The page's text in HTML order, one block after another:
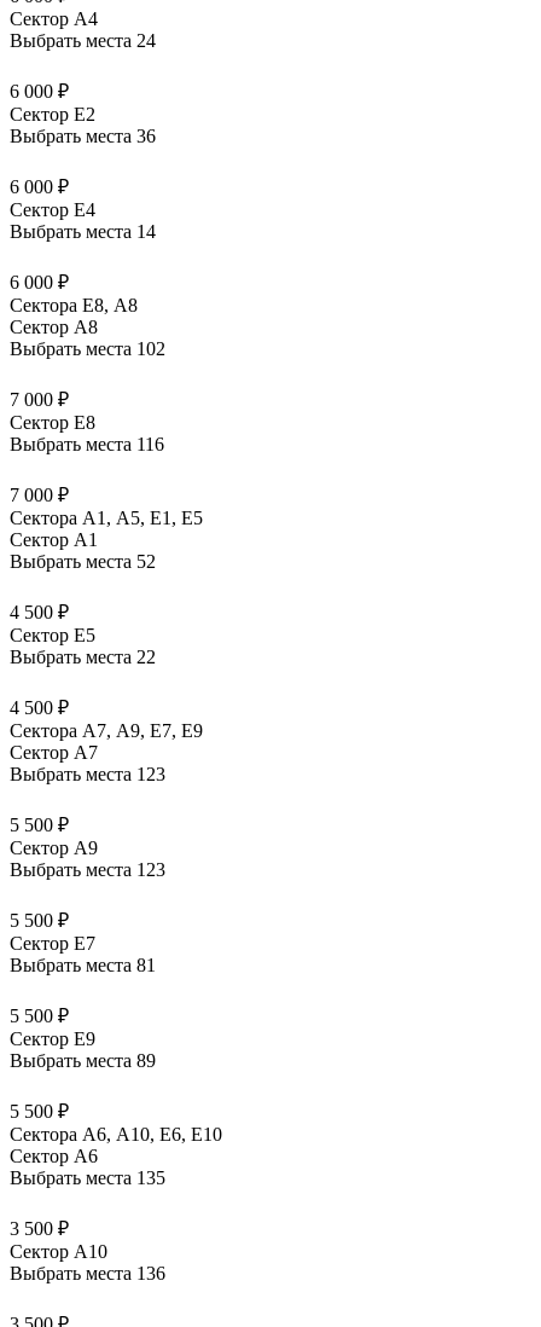
Сектор A4
Выбрать места 24
6 000 ₽
Сектор E2
Выбрать места 36
6 000 ₽
Сектор E4
Выбрать места 14
6 000 ₽
Сектора Е8, А8
Сектор A8
Выбрать места 102
7 000 ₽
Сектор E8
Выбрать места 116
7 000 ₽
Сектора А1, А5, Е1, Е5
Сектор A1
Выбрать места 52
4 500 ₽
Сектор E5
Выбрать места 22
4 500 ₽
Сектора А7, А9, Е7, Е9
Сектор A7
Выбрать места 123
5 500 ₽
Сектор A9
Выбрать места 123
5 500 ₽
Сектор E7
Выбрать места 81
5 500 ₽
Сектор E9
Выбрать места 89
5 500 ₽
Сектора А6, А10, Е6, Е10
Сектор A6
Выбрать места 135
3 500 ₽
Сектор A10
Выбрать места 136